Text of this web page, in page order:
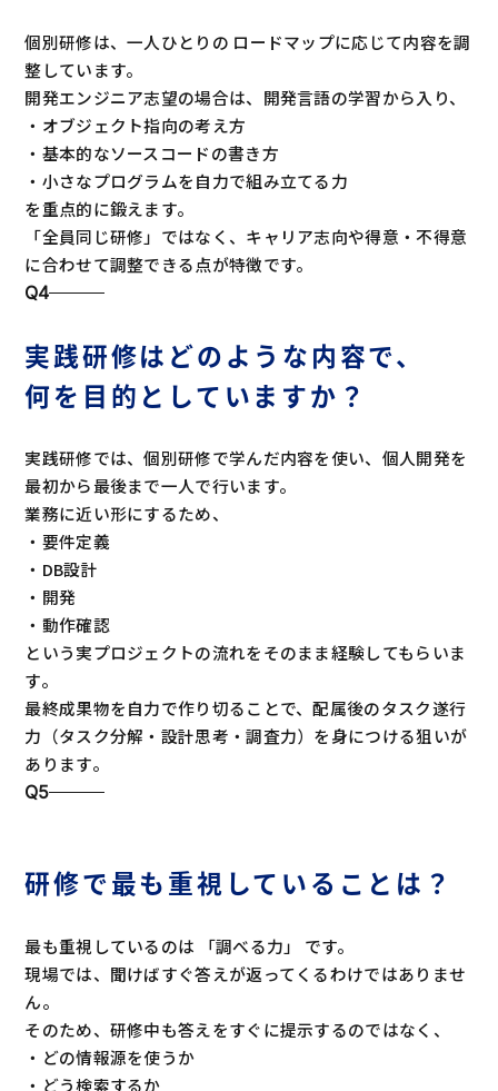
個別研修は、一人ひとりの ロードマップに応じて内容を調
整しています。
開発エンジニア志望の場合は、開発言語の学習から入り、
・オブジェクト指向の考え方
・基本的なソースコードの書き方
・小さなプログラムを自力で組み立てる力
を重点的に鍛えます。
「全員同じ研修」ではなく、キャリア志向や得意・不得意
に合わせて調整できる点が特徴です。
Q4
実践研修はどのような内容で、
何を目的としていますか？
実践研修では、個別研修で学んだ内容を使い、個人開発を
最初から最後まで一人で行います。
業務に近い形にするため、
・要件定義
・DB設計
・開発
・動作確認
という実プロジェクトの流れをそのまま経験してもらいま
す。
最終成果物を自力で作り切ることで、配属後のタスク遂行
力（タスク分解・設計思考・調査力）を身につける狙いが
あります。
Q5
研修で最も重視していることは？
最も重視しているのは 「調べる力」 です。
現場では、聞けばすぐ答えが返ってくるわけではありませ
ん。
そのため、研修中も答えをすぐに提示するのではなく、
・どの情報源を使うか
・どう検索するか